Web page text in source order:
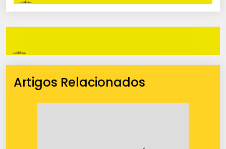
Artigos Relacionados